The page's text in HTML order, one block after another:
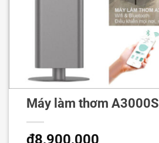
Máy làm thơm A3000S
₫8,900,000